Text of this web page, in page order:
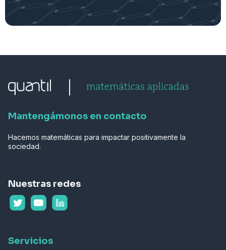
Mantengámonos en contacto
Hacemos matemáticas para impactar positivamente la
sociedad.
Nuestras redes
Servicios